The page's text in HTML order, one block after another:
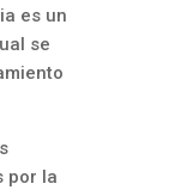
es un
se
por la